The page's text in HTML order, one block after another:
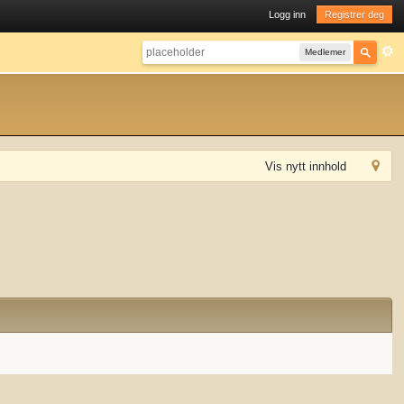
Logg inn Registrer deg
Medlemer
Vis nytt innhold